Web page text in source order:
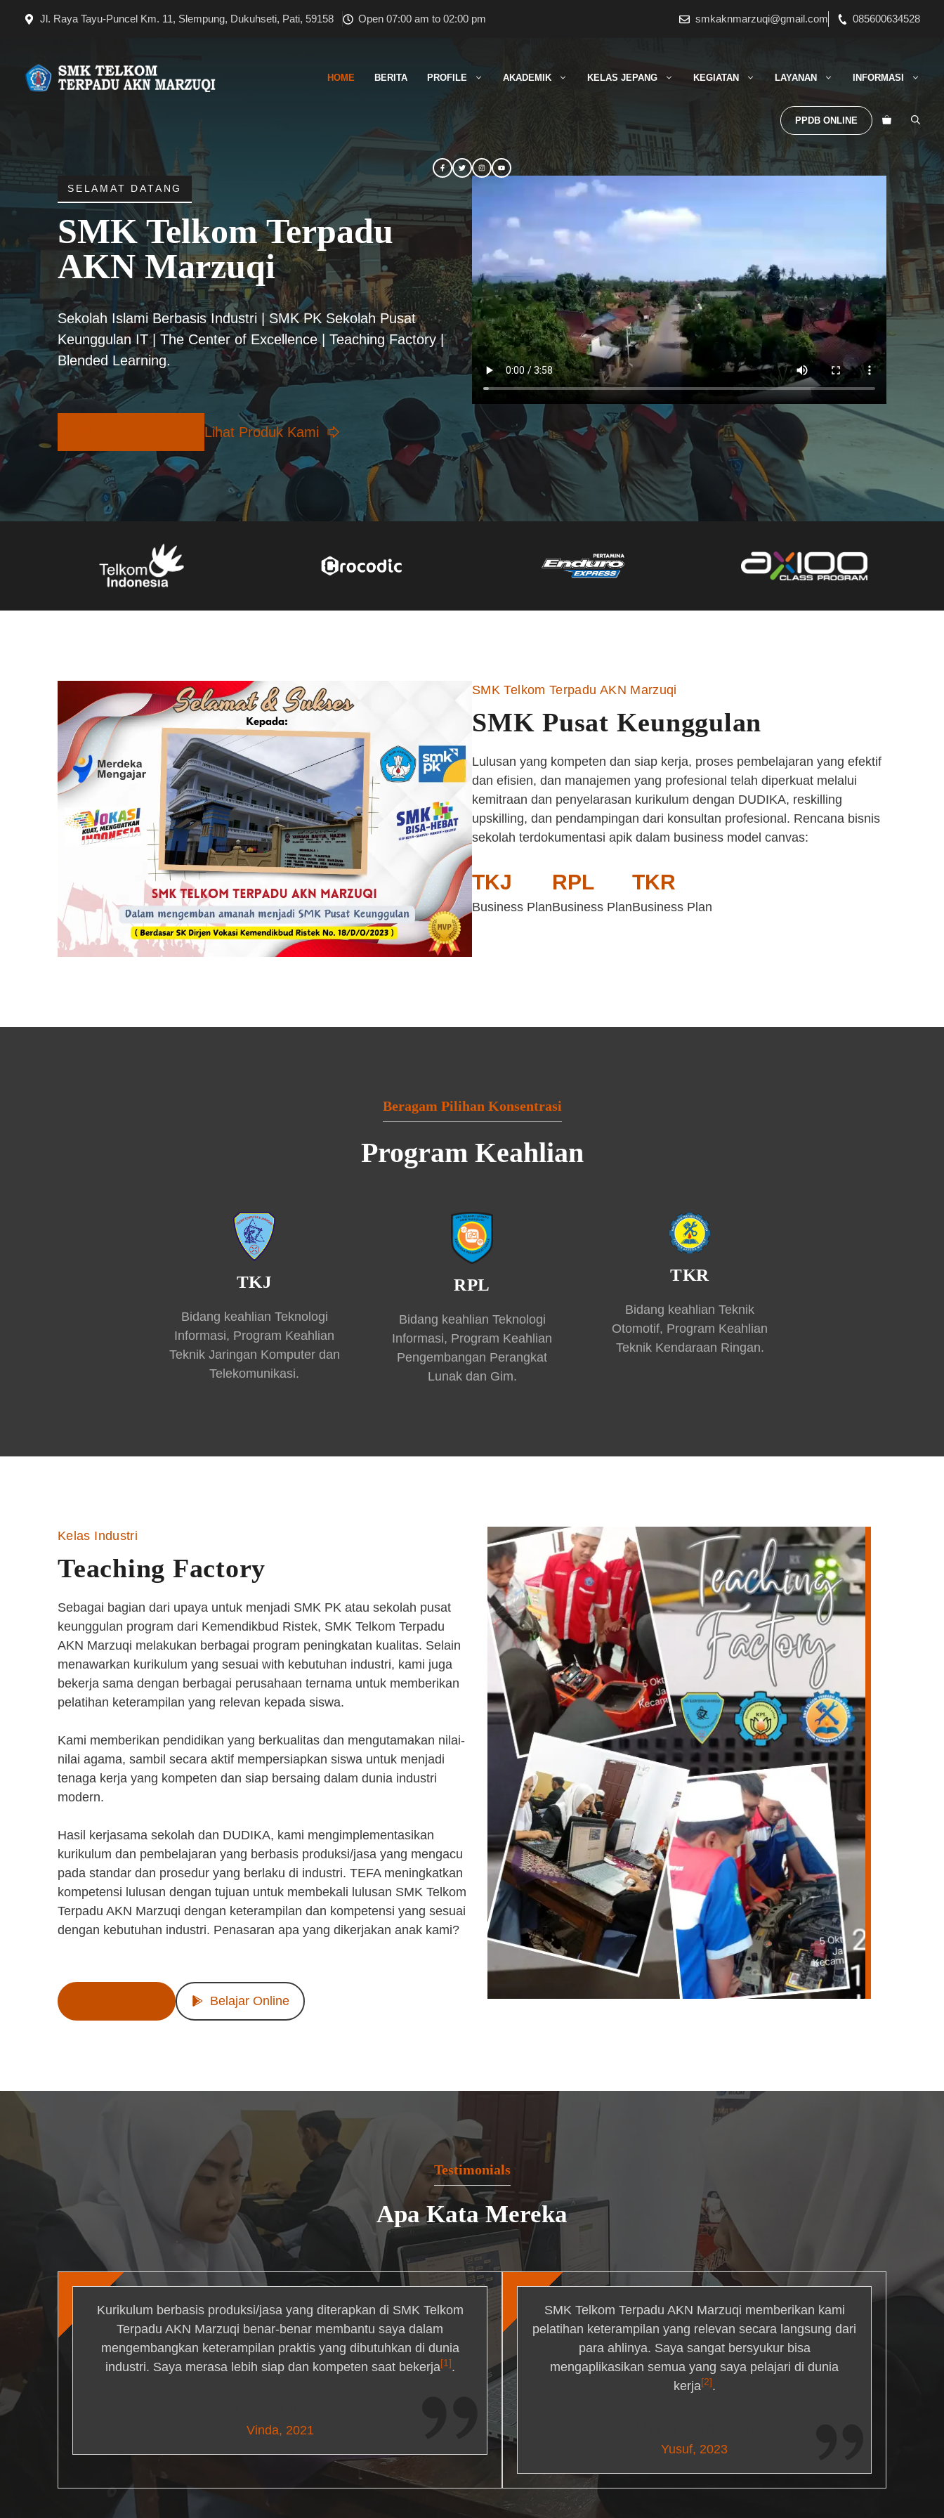
Jl. Raya Tayu-Puncel Km. 11, Slempung, Dukuhseti, Pati, 59158 Open 07:00 am to 02:00 pm smkaknmarzuqi@gmail.com 085600634528
HOME BERITA PROFILE AKADEMIK KELAS JEPANG KEGIATAN LAYANAN INFORMASI
PPDB ONLINE
SELAMAT DATANG
SMK Telkom Terpadu
AKN Marzuqi
Sekolah Islami Berbasis Industri | SMK PK Sekolah Pusat
Keunggulan IT | The Center of Excellence | Teaching Factory |
Blended Learning.
Lihat Produk Kami
SMK Telkom Terpadu AKN Marzuqi
SMK Pusat Keunggulan
Lulusan yang kompeten dan siap kerja, proses pembelajaran yang efektif
dan efisien, dan manajemen yang profesional telah diperkuat melalui
kemitraan dan penyelarasan kurikulum dengan DUDIKA, reskilling
upskilling, dan pendampingan dari konsultan profesional. Rencana bisnis
sekolah terdokumentasi apik dalam business model canvas:
TKJ
Business Plan
RPL
Business Plan
TKR
Business Plan
Beragam Pilihan Konsentrasi
Program Keahlian
TKJ
Bidang keahlian Teknologi
Informasi, Program Keahlian
Teknik Jaringan Komputer dan
Telekomunikasi.
RPL
Bidang keahlian Teknologi
Informasi, Program Keahlian
Pengembangan Perangkat
Lunak dan Gim.
TKR
Bidang keahlian Teknik
Otomotif, Program Keahlian
Teknik Kendaraan Ringan.
Kelas Industri
Teaching Factory
Sebagai bagian dari upaya untuk menjadi SMK PK atau sekolah pusat
keunggulan program dari Kemendikbud Ristek, SMK Telkom Terpadu
AKN Marzuqi melakukan berbagai program peningkatan kualitas. Selain
menawarkan kurikulum yang sesuai with kebutuhan industri, kami juga
bekerja sama dengan berbagai perusahaan ternama untuk memberikan
pelatihan keterampilan yang relevan kepada siswa.
Kami memberikan pendidikan yang berkualitas dan mengutamakan nilai-
nilai agama, sambil secara aktif mempersiapkan siswa untuk menjadi
tenaga kerja yang kompeten dan siap bersaing dalam dunia industri
modern.
Hasil kerjasama sekolah dan DUDIKA, kami mengimplementasikan
kurikulum dan pembelajaran yang berbasis produksi/jasa yang mengacu
pada standar dan prosedur yang berlaku di industri. TEFA meningkatkan
kompetensi lulusan dengan tujuan untuk membekali lulusan SMK Telkom
Terpadu AKN Marzuqi dengan keterampilan dan kompetensi yang sesuai
dengan kebutuhan industri. Penasaran apa yang dikerjakan anak kami?
Belajar Online
Testimonials
Apa Kata Mereka
Kurikulum berbasis produksi/jasa yang diterapkan di SMK Telkom
Terpadu AKN Marzuqi benar-benar membantu saya dalam
mengembangkan keterampilan praktis yang dibutuhkan di dunia
industri. Saya merasa lebih siap dan kompeten saat bekerja[1].
Vinda, 2021
SMK Telkom Terpadu AKN Marzuqi memberikan kami
pelatihan keterampilan yang relevan secara langsung dari
para ahlinya. Saya sangat bersyukur bisa
mengaplikasikan semua yang saya pelajari di dunia
kerja[2].
Yusuf, 2023